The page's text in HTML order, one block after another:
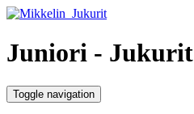
Juniori - Jukurit
Toggle navigation